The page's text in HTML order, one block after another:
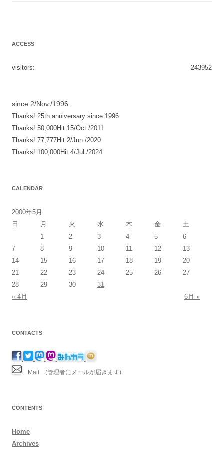
ACCESS
243952
visitors:
since 2/Nov./1996.
Thanks! 25th anniversary since 1996
Thanks! 50,000Hit 15/Oct./2011
Thanks! 77,777Hit 2/Jun./2020
Thanks! 100,000Hit 4/Jul./2024
CALENDAR
2000年5月
日
月 火 水 木 金
土
1
2 3 4 5
6
7
8 9 10 11 12
13
14
15 16 17 18 19
20
21
22 23 24 25 26
27
28
29 30
31
« 4月
6月 »
CONTACTS
Mail (管理者にメールが届きます)
CONTENTS
Home
Archives